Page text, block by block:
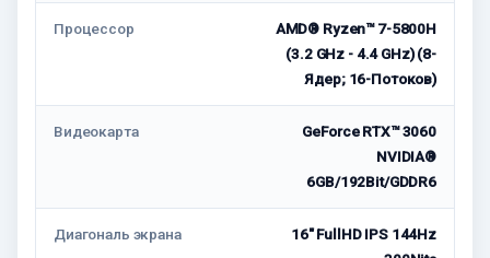
Процессор
AMD® Ryzen™ 7-5800H
(3.2 GHz - 4.4 GHz) (8-
Ядер; 16-Потоков)
Видеокарта
GeForce RTX™ 3060
NVIDIA®
6GB/192Bit/GDDR6
Диагональ экрана
16″ FullHD IPS 144Hz